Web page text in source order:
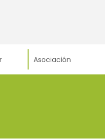
Asociación